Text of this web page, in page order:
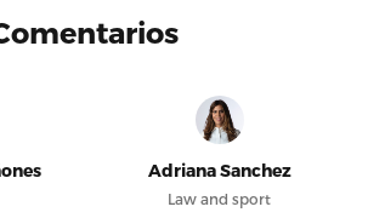
Adriana Sanchez
Law and sport